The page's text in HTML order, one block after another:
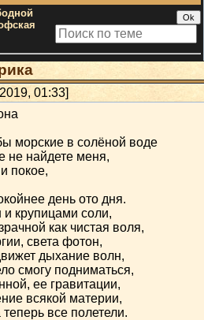
01:33]
морские в солёной воде
не найдете меня,
покое,
день ото дня.
и крупицами соли,
как чистая воля,
света фотон,
дыхание волн,
смогу подниматься,
ее гравитации,
всякой материи,
все полетели.